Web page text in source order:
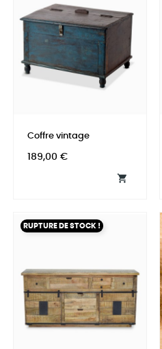
Coffre vintage
Prix
189,00 €

RUPTURE DE STOCK !